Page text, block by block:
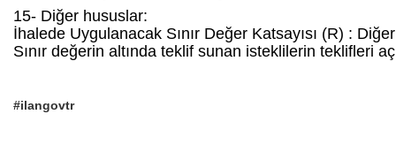
15- Diğer hususlar:
İhalede Uygulanacak Sınır Değer Katsayısı (R) :
Sınır değerin altında teklif sunan isteklilerin teklifleri
#ilangovtr